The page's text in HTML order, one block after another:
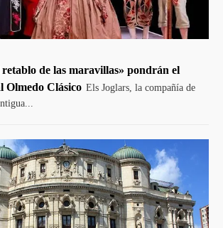
de las maravillas» pondrán el
Olmedo Clásico Els Joglars, la compañía de